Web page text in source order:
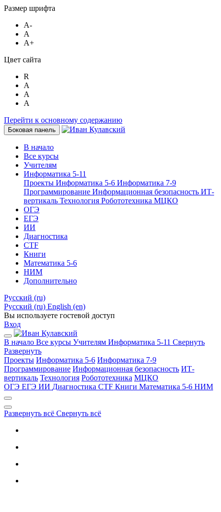
Размер шрифта
A-
A
A+
Цвет сайта
R
A
A
A
Перейти к основному содержанию
Боковая панель
В начало
Все курсы
Учителям
Информатика 5-11
Проекты Информатика 5-6 Информатика 7-9
Программирование Информационная безопасность ИТ-
вертикаль Технология Робототехника МЦКО
ОГЭ
ЕГЭ
ИИ
Диагностика
CTF
Книги
Математика 5-6
НИМ
Дополнительно
Русский ‎(ru)‎
Русский ‎(ru)‎ English ‎(en)‎
Вы используете гостевой доступ
Вход
В начало Все курсы Учителям Информатика 5-11 Свернуть
Развернуть
Проекты Информатика 5-6 Информатика 7-9
Программирование Информационная безопасность ИТ-
вертикаль Технология Робототехника МЦКО
ОГЭ ЕГЭ ИИ Диагностика CTF Книги Математика 5-6 НИМ
Развернуть всё Свернуть всё